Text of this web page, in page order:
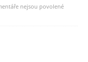
nejsou povolené